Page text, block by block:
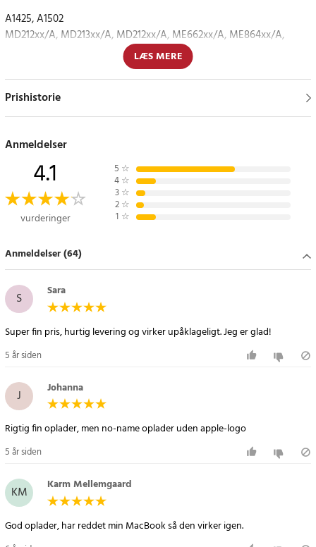
A1425, A1502
MD212xx/A, MD213xx/A, MD212xx/A, ME662xx/A, ME864xx/A,
ME865xx/A, ME866xx/A, MGX72xx/A, MGX82xx/A, MGX92xx/A,
MF839xx/A, MF840xx/A, MF841xx/A, MF843xx/A
MacBook Pro (Retina-skärm, 13 tum, tidigt 2015)
MacBook Pro (Retina-skärm, 13 tum, mitten 2014)
MacBook Pro (Retina-skärm, 13 tum, tidigt 2013)
MacBook Pro (Retina-skärm, 13 tum, sent 2012)
Article number :71041
LÆS MERE
Prishistorie
Anmeldelser
4.1
vurderinger
5 ☆
4 ☆
3 ☆
2 ☆
1 ☆
Anmeldelser (64)
S Sara
Super fin pris, hurtig levering og virker upåklageligt. Jeg er glad!
5 år siden
J Johanna
Rigtig fin oplader, men no-name oplader uden apple-logo
5 år siden
KM Karm Mellemgaard
God oplader, har reddet min MacBook så den virker igen.